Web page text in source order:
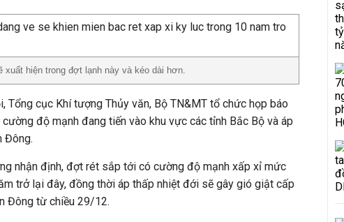
xuất hiện trong đợt lạnh này và kéo dài hơn.
Tổng cục Khí tượng Thủy văn, Bộ TN&MT tổ chức họp báo
cường độ mạnh đang tiến vào khu vực các tỉnh Bắc Bộ và áp
Đông.
nhận định, đợt rét sắp tới có cường độ mạnh xấp xỉ mức
trở lại đây, đồng thời áp thấp nhiệt đới sẽ gây gió giật cấp
Đông từ chiều 29/12.